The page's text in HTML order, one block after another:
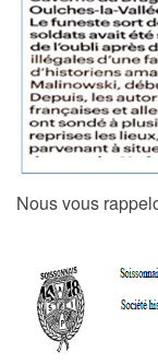
Nous vous